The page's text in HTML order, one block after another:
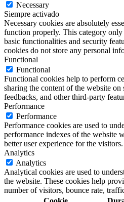
Necessary
Siempre activado
Necessary cookies are absolutely
function properly. This category only
basic functionalities and security
cookies do not store any personal
Functional
Functional
Functional cookies help to perform
sharing the content of the website
feedbacks, and other third-party
Performance
Performance
Performance cookies are used to
performance indexes of the website
better user experience for the visitors.
Analytics
Analytics
Analytical cookies are used to
the website. These cookies help
number of visitors, bounce rate,